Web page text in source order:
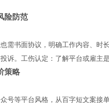
险防范
需书面协议，明确工作内容、时
诉。工伤认定：了解平台或雇主是
策略
号等平台风格，从百字短文案接